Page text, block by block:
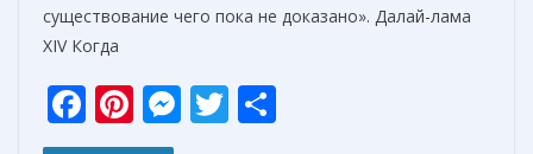
существование чего пока не доказано». Далай-лама
XIV Когда
F
ac
Pi
nt
M T